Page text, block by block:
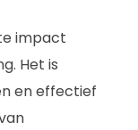
impact
Het is
en effectief